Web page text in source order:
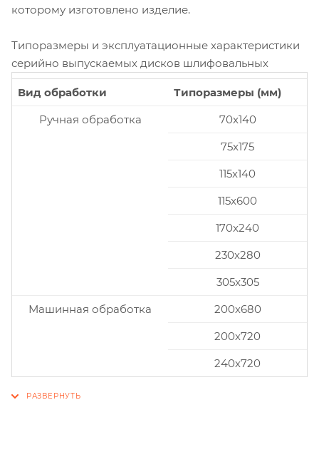
которому изготовлено изделие.
Типоразмеры и эксплуатационные характеристики
серийно выпускаемых дисков шлифовальных
Вид обработки
Типоразмеры (мм)
Ручная обработка
70x140
75x175
115x140
115x600
170x240
230x280
305x305
Машинная обработка
200х680
200х720
240х720